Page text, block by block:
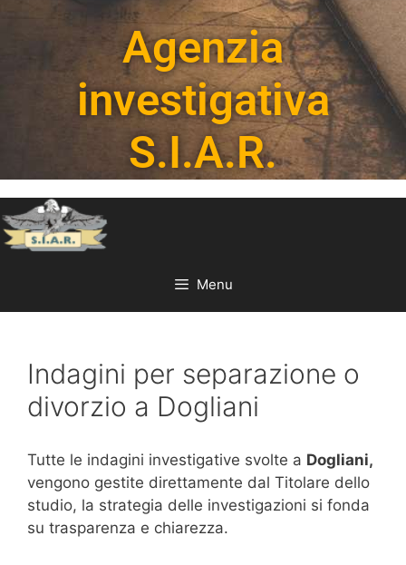
Agenzia
investigativa
S.I.A.R.
Menu
Indagini per separazione o
divorzio a Dogliani
Tutte le indagini investigative svolte a Dogliani,
vengono gestite direttamente dal Titolare dello
studio, la strategia delle investigazioni si fonda
su trasparenza e chiarezza.